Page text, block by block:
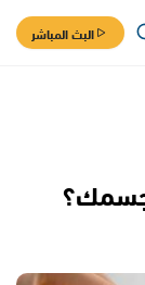
البث المباشر
جسمك؟